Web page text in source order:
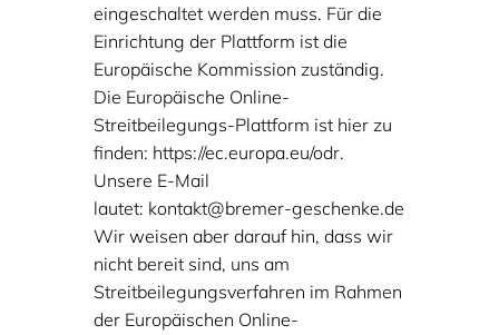
eingeschaltet werden muss. Für die
Einrichtung der Plattform ist die
Europäische Kommission zuständig.
Die Europäische Online-
Streitbeilegungs-Plattform ist hier zu
finden: https://ec.europa.eu/odr.
Unsere E-Mail
lautet: kontakt@bremer-geschenke.de
Wir weisen aber darauf hin, dass wir
nicht bereit sind, uns am
Streitbeilegungsverfahren im Rahmen
der Europäischen Online-